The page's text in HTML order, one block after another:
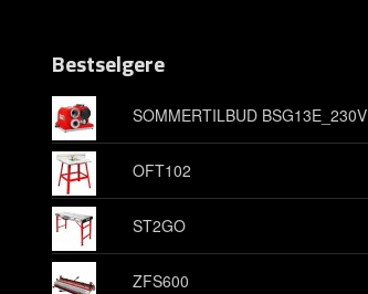
Bestselgere
SOMMERTILBUD BSG13E_230V
OFT102
ST2GO
ZFS600